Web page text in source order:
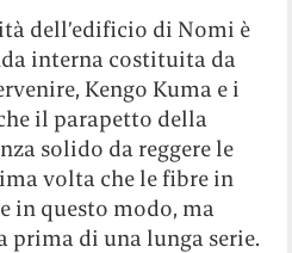
dell’edificio di Nomi è
interna costituita da
Kengo Kuma e i
il parapetto della
solido da reggere le
volta che le fibre in
in questo modo, ma
prima di una lunga serie.